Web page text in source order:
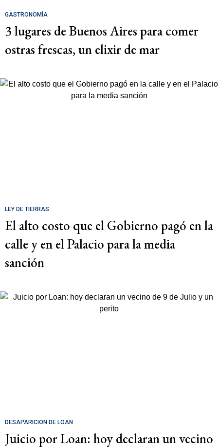
GASTRONOMÍA
3 lugares de Buenos Aires para comer
ostras frescas, un elixir de mar
LEY DE TIERRAS
El alto costo que el Gobierno pagó en la
calle y en el Palacio para la media
sanción
DESAPARICIÓN DE LOAN
Juicio por Loan: hoy declaran un vecino